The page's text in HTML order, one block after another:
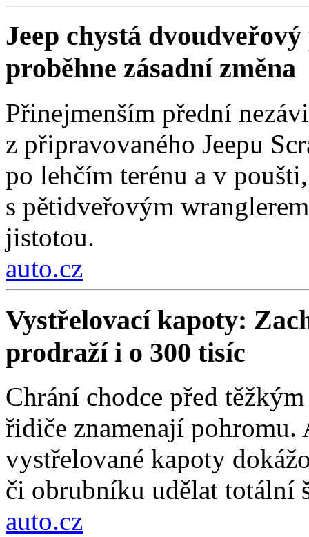
Jeep chystá
proběhne zásadní změna
Přinejmenším přední
z připravovaného Jeepu
po lehčím terénu a v
s pětidveřovým
jistotou.
auto.cz
Vystřelovací kapoty:
prodraží i o 300 tisíc
Chrání chodce před
řidiče znamenají
vystřelované kapoty
či obrubníku udělat totální
auto.cz